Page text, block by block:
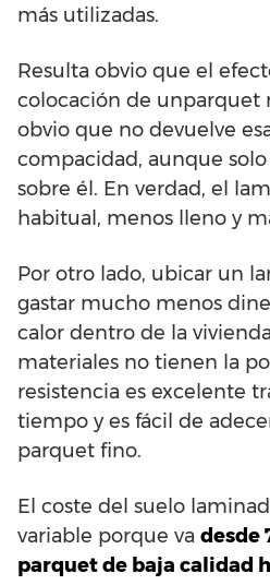
más utilizadas.
Resulta obvio que el
colocación de unparquet
obvio que no devuelve
compacidad, aunque
sobre él. En verdad, el
habitual, menos lleno y
Por otro lado, ubicar un
gastar mucho menos
calor dentro de la
materiales no tienen la
resistencia es excelente
tiempo y es fácil de
parquet fino.
El coste del suelo
variable porque va desde
parquet de baja calidad